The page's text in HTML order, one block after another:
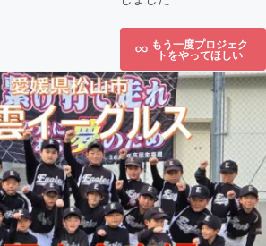
もう一度プロジェク
トをやってほしい